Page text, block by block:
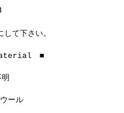
て下さい。
■
ール